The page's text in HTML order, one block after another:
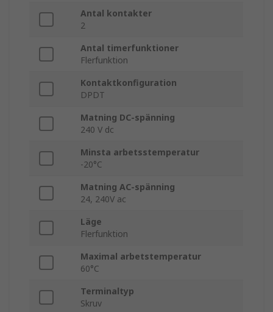
Antal kontakter
2
Antal timerfunktioner
Flerfunktion
Kontaktkonfiguration
DPDT
Matning DC-spänning
240 V dc
Minsta arbetsstemperatur
-20°C
Matning AC-spänning
24, 240V ac
Läge
Flerfunktion
Maximal arbetstemperatur
60°C
Terminaltyp
Skruv